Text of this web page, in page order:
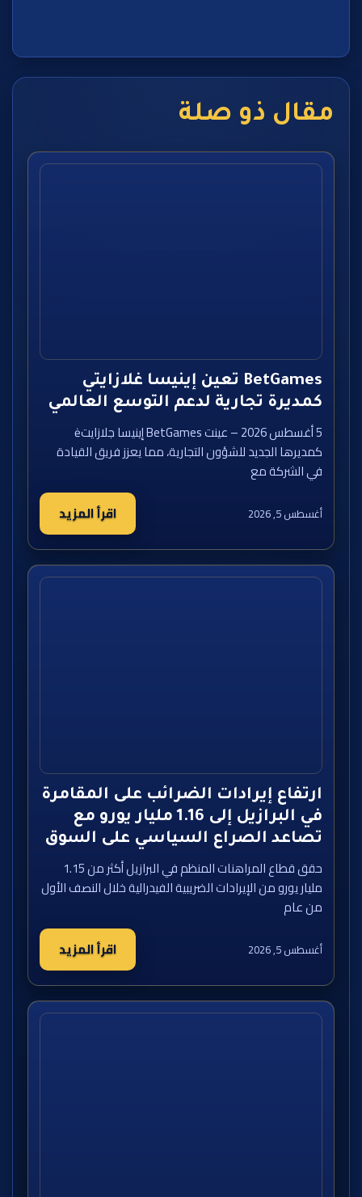
مقال ذو صلة
BetGames تعين إينيسا غلازايتي
كمديرة تجارية لدعم التوسع العالمي
5 أغسطس 2026 – عينت BetGames إينيسا جلازايتė
كمديرها الجديد للشؤون التجارية، مما يعزز فريق القيادة
في الشركة مع
أغسطس 5, 2026 اقرأ المزيد
ارتفاع إيرادات الضرائب على المقامرة
في البرازيل إلى 1.16 مليار يورو مع
تصاعد الصراع السياسي على السوق
حقق قطاع المراهنات المنظم في البرازيل أكثر من 1.15
مليار يورو من الإيرادات الضريبية الفيدرالية خلال النصف الأول
من عام
أغسطس 5, 2026 اقرأ المزيد